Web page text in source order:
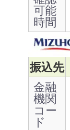
可能
時間
振込先
金融
機関
コー
ド